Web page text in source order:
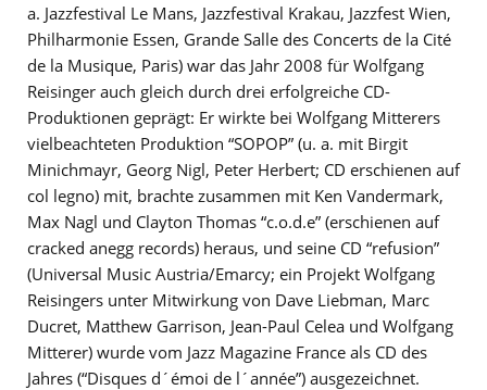
a. Jazzfestival Le Mans, Jazzfestival Krakau, Jazzfest Wien,
Philharmonie Essen, Grande Salle des Concerts de la Cité
de la Musique, Paris) war das Jahr 2008 für Wolfgang
Reisinger auch gleich durch drei erfolgreiche CD-
Produktionen geprägt: Er wirkte bei Wolfgang Mitterers
vielbeachteten Produktion “SOPOP” (u. a. mit Birgit
Minichmayr, Georg Nigl, Peter Herbert; CD erschienen auf
col legno) mit, brachte zusammen mit Ken Vandermark,
Max Nagl und Clayton Thomas “c.o.d.e” (erschienen auf
cracked anegg records) heraus, und seine CD “refusion”
(Universal Music Austria/Emarcy; ein Projekt Wolfgang
Reisingers unter Mitwirkung von Dave Liebman, Marc
Ducret, Matthew Garrison, Jean-Paul Celea und Wolfgang
Mitterer) wurde vom Jazz Magazine France als CD des
Jahres (“Disques d´émoi de l´année”) ausgezeichnet.